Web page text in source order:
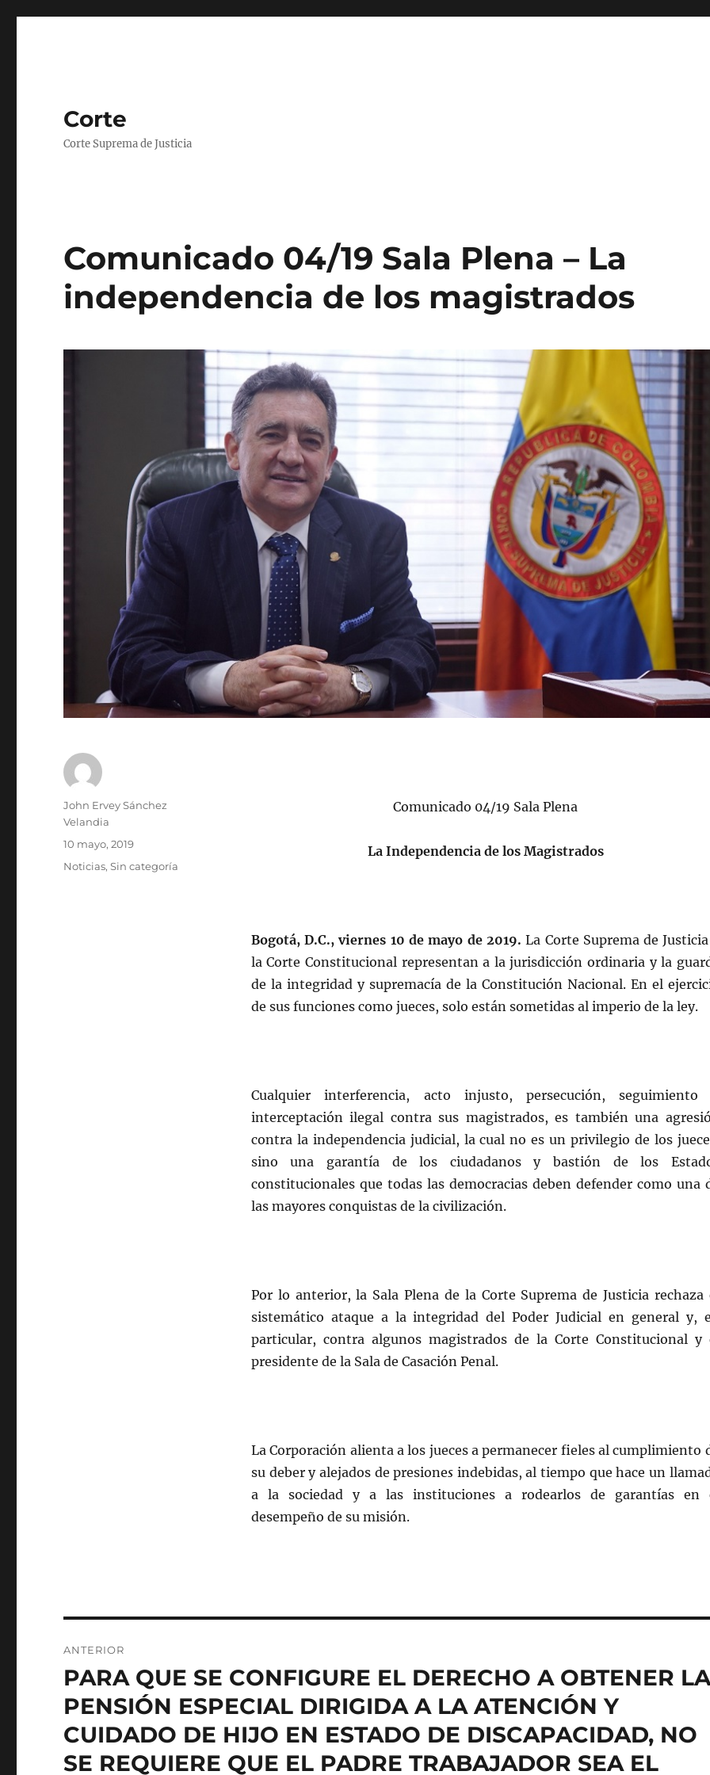
Corte
Corte Suprema de Justicia
Comunicado 04/19 Sala Plena – La
independencia de los magistrados
Comunicado 04/19 Sala Plena
La Independencia de los Magistrados
Bogotá, D.C., viernes 10 de mayo de 2019. La Corte Suprema de
la Corte Constitucional representan a la jurisdicción ordinaria y la
de la integridad y supremacía de la Constitución Nacional. En el
de sus funciones como jueces, solo están sometidas al imperio de la ley.
Cualquier interferencia, acto injusto, persecución, seguimiento
interceptación ilegal contra sus magistrados, es también una
contra la independencia judicial, la cual no es un privilegio de los
sino una garantía de los ciudadanos y bastión de los
constitucionales que todas las democracias deben defender como una
las mayores conquistas de la civilización.
Por lo anterior, la Sala Plena de la Corte Suprema de Justicia rechaza
sistemático ataque a la integridad del Poder Judicial en general y,
particular, contra algunos magistrados de la Corte Constitucional y
presidente de la Sala de Casación Penal.
La Corporación alienta a los jueces a permanecer fieles al cumplimiento
su deber y alejados de presiones indebidas, al tiempo que hace un
a la sociedad y a las instituciones a rodearlos de garantías en
desempeño de su misión.
Autor
John Ervey Sánchez
Velandia
Publicado
10 mayo, 2019
Categorías
Noticias,Sin categoría
de
entradas
ANTERIOR
Entrada
anterior:
PARA QUE SE CONFIGURE EL DERECHO A OBTENER LA
PENSIÓN ESPECIAL DIRIGIDA A LA ATENCIÓN Y
CUIDADO DE HIJO EN ESTADO DE DISCAPACIDAD, NO
SE REQUIERE QUE EL PADRE TRABAJADOR SEA EL